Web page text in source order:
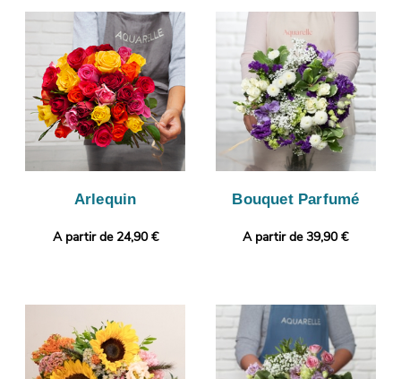
après sa confection. Puis, l’envoi au destinataire sera
programmé, après vous avoir fait parvenir la photo. Rendez
votre cadeau plus original encore avec une photo ou un
message selon vos envies.
Arlequin
A partir de 24,90 €
Bouquet Parfumé
A partir de 39,90 €